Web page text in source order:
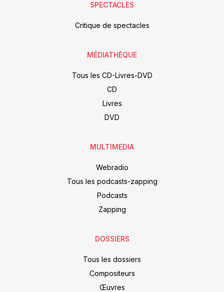
SPECTACLES
Critique de spectacles
MÉDIATHÈQUE
Tous les CD-Livres-DVD
CD
Livres
DVD
MULTIMEDIA
Webradio
Tous les podcasts-zapping
Podcasts
Zapping
DOSSIERS
Tous les dossiers
Compositeurs
Œuvres